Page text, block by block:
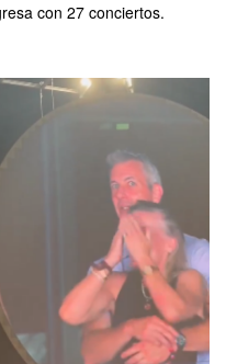
con 27 conciertos.